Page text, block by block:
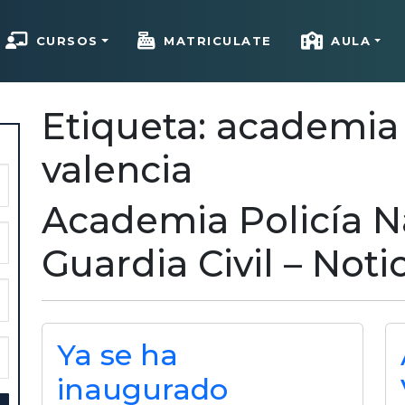
CURSOS MATRICULATE AULA
Etiqueta:
valencia
Academia Policía
Guardia Civil –
Ya se ha
inaugurado